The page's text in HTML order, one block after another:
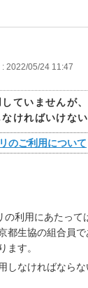
: 2022/05/24 11:47
ていませんが
ければいけな
のご利用について
の利用にあたって
都生協の組合員で
ます。
しなければなら